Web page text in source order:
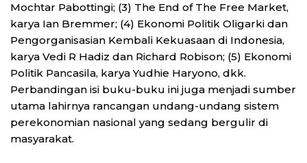
Mochtar Pabottingi; (3) The End of The Free Market,
karya Ian Bremmer; (4) Ekonomi Politik Oligarki dan
Pengorganisasian Kembali Kekuasaan di Indonesia,
karya Vedi R Hadiz dan Richard Robison; (5) Ekonomi
Politik Pancasila, karya Yudhie Haryono, dkk.
Perbandingan isi buku-buku ini juga menjadi sumber
utama lahirnya rancangan undang-undang sistem
perekonomian nasional yang sedang bergulir di
masyarakat.